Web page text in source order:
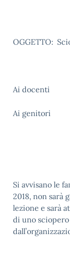
OGGETTO:
Ai docenti
Ai genitori
Si avvisano le
2018, non sarà
lezione e sarà
di uno